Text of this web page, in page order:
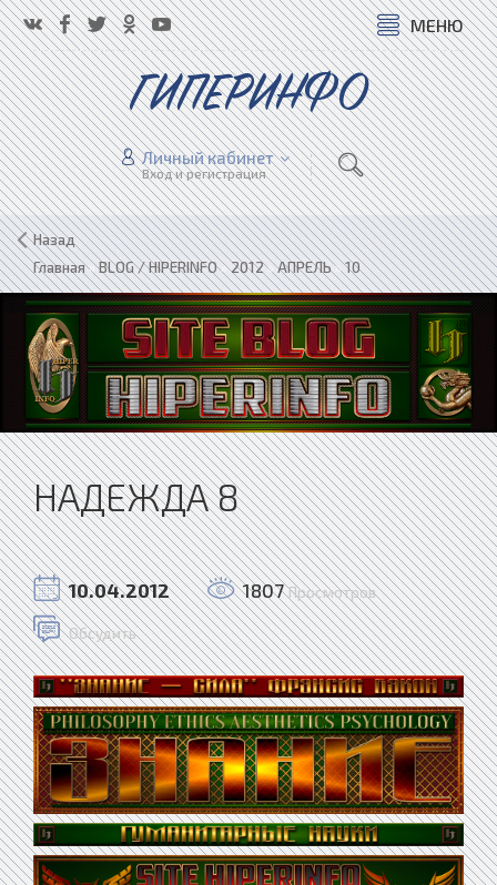
МЕНЮ
ГИПЕРИНФО
Личный кабинет
Вход и регистрация
Назад
Главная»BLOG / HIPERINFO»2012»АПРЕЛЬ»10
НАДЕЖДА 8
10.04.2012 1807 Просмотров
Обсудить